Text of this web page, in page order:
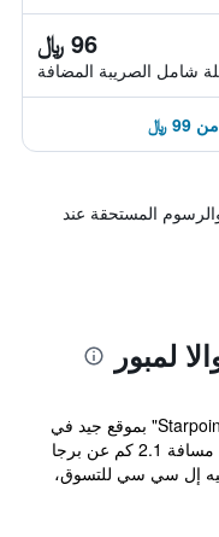
96 ﷼
شامل الصريبة المضافة
المستحقة عند
لمبور
يتمتع مكان إقامة "Starpoints Hotel Kuala Lumpur" بموقع جيد في
حي جولدن تريانغل في كوالالمبور حيث يبعد مسافة 2.1 كم عن برجا
صوريا كيه إل سي سي للتسوق،